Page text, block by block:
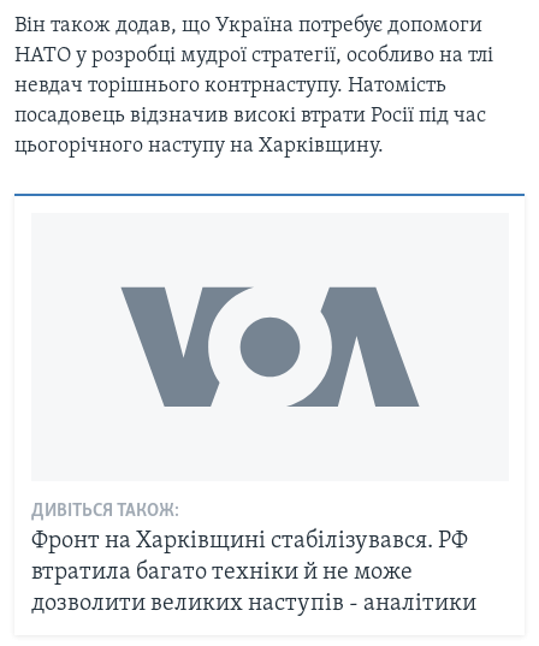
Він також додав, що Україна потребує допомоги
НАТО у розробці мудрої стратегії, особливо на тлі
невдач торішнього контрнаступу. Натомість
посадовець відзначив високі втрати Росії під час
цьогорічного наступу на Харківщину.
ДИВІТЬСЯ ТАКОЖ:
Фронт на Харківщині стабілізувався. РФ
втратила багато техніки й не може
дозволити великих наступів - аналітики